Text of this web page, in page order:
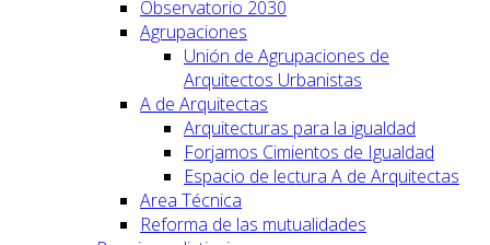
Observatorio 2030
Agrupaciones
Unión de Agrupaciones de
Arquitectos Urbanistas
A de Arquitectas
Arquitecturas para la igualdad
Forjamos Cimientos de Igualdad
Espacio de lectura A de Arquitectas
Area Técnica
Reforma de las mutualidades